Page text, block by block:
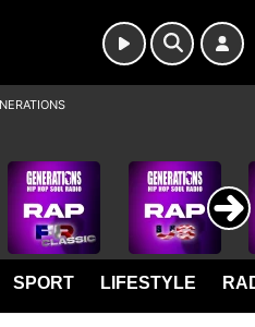
SPORT LIFESTYLE